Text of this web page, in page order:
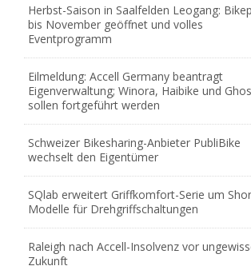
Herbst-Saison in Saalfelden Leogang:
bis November geöffnet und volles
Eventprogramm
Eilmeldung: Accell Germany beantragt
Eigenverwaltung; Winora, Haibike und
sollen fortgeführt werden
Schweizer Bikesharing-Anbieter PubliBike
wechselt den Eigentümer
SQlab erweitert Griffkomfort-Serie um
Modelle für Drehgriffschaltungen
Raleigh nach Accell-Insolvenz vor
Zukunft